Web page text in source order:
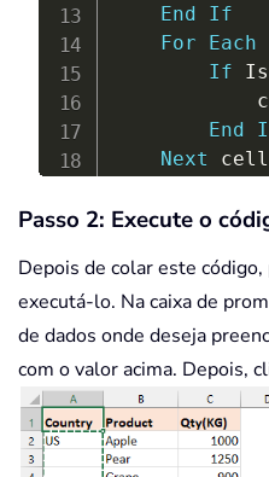
End
If
For
Each
If
End
Next
Passo 2: Execute o
Depois de colar este
executá-lo. Na caixa de
de dados onde deseja
com o valor acima. Depois,